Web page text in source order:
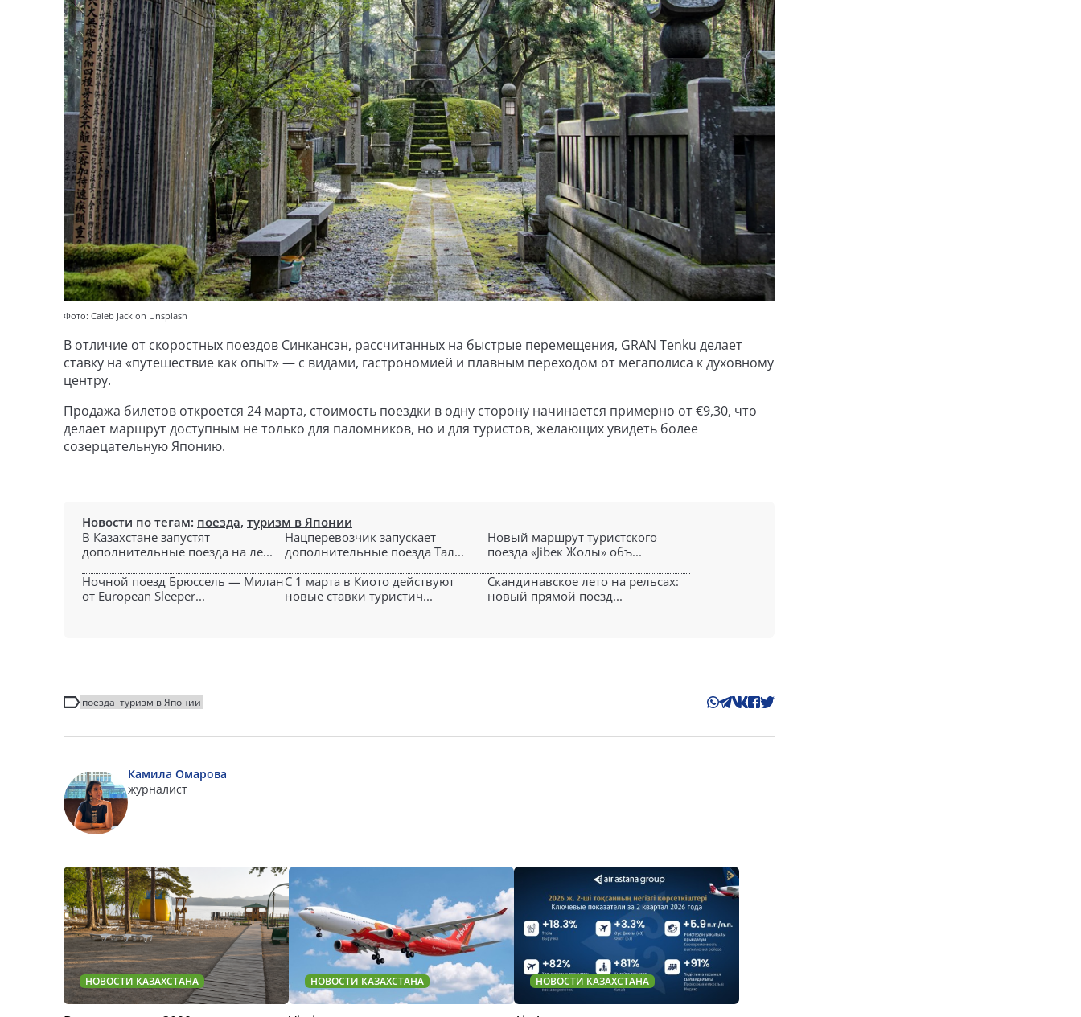
Фото: Caleb Jack on Unsplash
В отличие от скоростных поездов Синкансэн, рассчитанных на быстрые перемещения, GRAN Tenku делает
ставку на «путешествие как опыт» — с видами, гастрономией и плавным переходом от мегаполиса к духовному
центру.
Продажа билетов откроется 24 марта, стоимость поездки в одну сторону начинается примерно от €9,30, что
делает маршрут доступным не только для паломников, но и для туристов, желающих увидеть более
созерцательную Японию.
Новости по тегам: поезда, туризм в Японии
В Казахстане запустят
дополнительные поезда на ле...
Нацперевозчик запускает
дополнительные поезда Тал...
Новый маршрут туристского
поезда «Jibек Жолы» объ...
Ночной поезд Брюссель — Милан
от European Sleeper...
С 1 марта в Киото действуют
новые ставки туристич...
Скандинавское лето на рельсах:
новый прямой поезд...
поезда туризм в Японии
Камила Омарова
журналист
НОВОСТИ КАЗАХСТАНА НОВОСТИ КАЗАХСТАНА НОВОСТИ КАЗАХСТАНА